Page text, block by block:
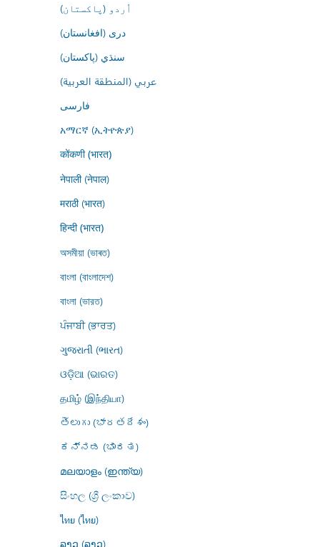
اُردو (پاکستان)
درى (افغانستان)
سنڌي (پاکستان)
عربي (المنطقة العربية)
فارسى
አማርኛ (ኢትዮጵያ)
कोंकणी (भारत)
नेपाली (नेपाल)
मराठी (भारत)
हिन्दी (भारत)
অসমীয়া (ভাৰত)
বাংলা (বাংলাদেশ)
বাংলা (ভারত)
ਪੰਜਾਬੀ (ਭਾਰਤ)
ગુજરાતી (ભારત)
ଓଡ଼ିଆ (ଭାରତ)
தமிழ் (இந்தியா)
తెలుగు (భారతదేశం)
ಕನ್ನಡ (ಭಾರತ)
മലയാളം (ഇന്ത്യ)
සිංහල (ශ්‍රී ලංකාව)
ไทย (ไทย)
ລາວ (ລາວ)